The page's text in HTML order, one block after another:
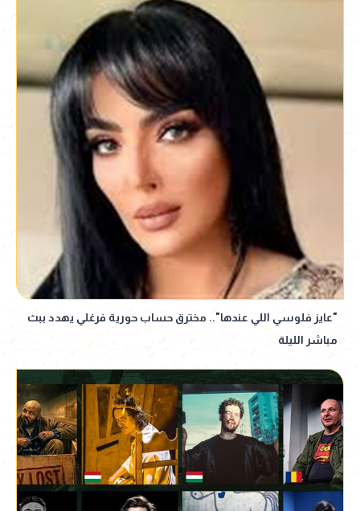
"عايز فلوسي اللي عندها".. مخترق حساب حورية فرغلي يهدد ببث
مباشر الليلة